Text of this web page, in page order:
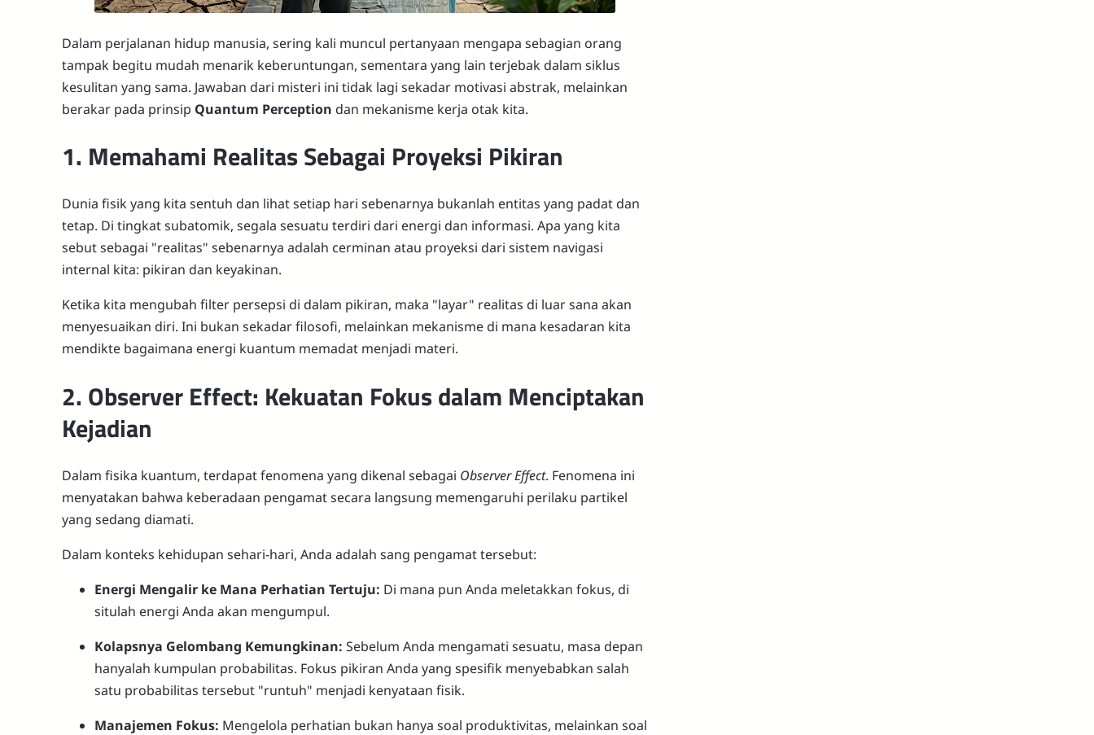
Dalam perjalanan hidup manusia, sering kali muncul pertanyaan mengapa sebagian orang
tampak begitu mudah menarik keberuntungan, sementara yang lain terjebak dalam siklus
kesulitan yang sama. Jawaban dari misteri ini tidak lagi sekadar motivasi abstrak, melainkan
berakar pada prinsip Quantum Perception dan mekanisme kerja otak kita.
1. Memahami Realitas Sebagai Proyeksi Pikiran
Dunia fisik yang kita sentuh dan lihat setiap hari sebenarnya bukanlah entitas yang padat dan
tetap. Di tingkat subatomik, segala sesuatu terdiri dari energi dan informasi. Apa yang kita
sebut sebagai "realitas" sebenarnya adalah cerminan atau proyeksi dari sistem navigasi
internal kita: pikiran dan keyakinan.
Ketika kita mengubah filter persepsi di dalam pikiran, maka "layar" realitas di luar sana akan
menyesuaikan diri. Ini bukan sekadar filosofi, melainkan mekanisme di mana kesadaran kita
mendikte bagaimana energi kuantum memadat menjadi materi.
2. Observer Effect: Kekuatan Fokus dalam Menciptakan
Kejadian
Dalam fisika kuantum, terdapat fenomena yang dikenal sebagai Observer Effect. Fenomena ini
menyatakan bahwa keberadaan pengamat secara langsung memengaruhi perilaku partikel
yang sedang diamati.
Dalam konteks kehidupan sehari-hari, Anda adalah sang pengamat tersebut:
Energi Mengalir ke Mana Perhatian Tertuju: Di mana pun Anda meletakkan fokus, di
situlah energi Anda akan mengumpul.
Kolapsnya Gelombang Kemungkinan: Sebelum Anda mengamati sesuatu, masa depan
hanyalah kumpulan probabilitas. Fokus pikiran Anda yang spesifik menyebabkan salah
satu probabilitas tersebut "runtuh" menjadi kenyataan fisik.
Manajemen Fokus: Mengelola perhatian bukan hanya soal produktivitas, melainkan soal